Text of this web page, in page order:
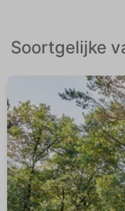
Soortgelijke